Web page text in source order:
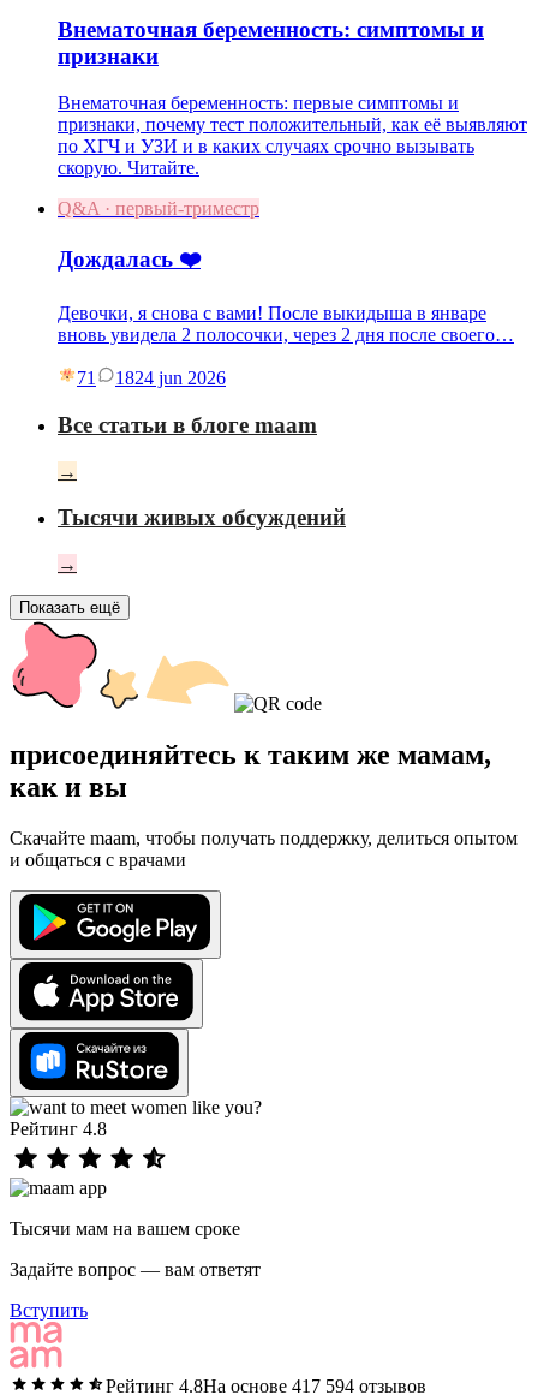
Внематочная беременность: симптомы и
признаки
Внематочная беременность: первые симптомы и
признаки, почему тест положительный, как её выявляют
по ХГЧ и УЗИ и в каких случаях срочно вызывать
скорую. Читайте.
Q&A · первый-триместр
Дождалась ❤️
Девочки, я снова с вами! После выкидыша в январе
вновь увидела 2 полосочки, через 2 дня после своего…
71 1824 jun 2026
Все статьи в блоге maam
→
Тысячи живых обсуждений
→
Показать ещё
присоединяйтесь к таким же мамам,
как и вы
Скачайте maam, чтобы получать поддержку, делиться опытом
и общаться с врачами
Рейтинг 4.8
Тысячи мам на вашем сроке
Задайте вопрос — вам ответят
Вступить
Рейтинг 4.8На основе 417 594 отзывов